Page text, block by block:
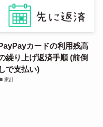
カードの利用残高
繰り上げ返済手順 (前倒
しで支払い)
家計